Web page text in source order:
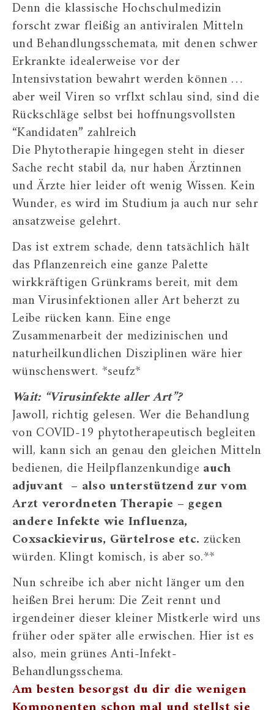
Denn die klassische Hochschulmedizin
forscht zwar fleißig an antiviralen Mitteln
und Behandlungsschemata, mit denen schwer
Erkrankte idealerweise vor der
Intensivstation bewahrt werden können …
aber weil Viren so vrflxt schlau sind, sind die
Rückschläge selbst bei hoffnungsvollsten
“Kandidaten” zahlreich
Die Phytotherapie hingegen steht in dieser
Sache recht stabil da, nur haben Ärztinnen
und Ärzte hier leider oft wenig Wissen. Kein
Wunder, es wird im Studium ja auch nur sehr
ansatzweise gelehrt.
Das ist extrem schade, denn tatsächlich hält
das Pflanzenreich eine ganze Palette
wirkkräftigen Grünkrams bereit, mit dem
man Virusinfektionen aller Art beherzt zu
Leibe rücken kann. Eine enge
Zusammenarbeit der medizinischen und
naturheilkundlichen Disziplinen wäre hier
wünschenswert. *seufz*
Wait: “Virusinfekte aller Art”?
Jawoll, richtig gelesen. Wer die Behandlung
von COVID-19 phytotherapeutisch begleiten
will, kann sich an genau den gleichen Mitteln
bedienen, die Heilpflanzenkundige auch
adjuvant – also unterstützend zur vom
Arzt verordneten Therapie – gegen
andere Infekte wie Influenza,
Coxsackievirus, Gürtelrose etc. zücken
würden. Klingt komisch, is aber so.**
Nun schreibe ich aber nicht länger um den
heißen Brei herum: Die Zeit rennt und
irgendeiner dieser kleiner Mistkerle wird uns
früher oder später alle erwischen. Hier ist es
also, mein grünes Anti-Infekt-
Behandlungsschema.
Am besten besorgst du dir die wenigen